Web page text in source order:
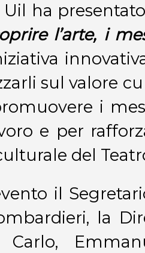
Uil ha
l’arte, i
sul valore
i
e per
del
il
la
Carlo,